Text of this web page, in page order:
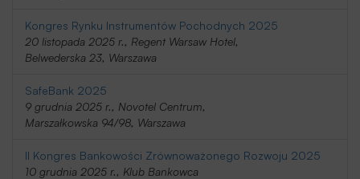
Kongres Rynku Instrumentów Pochodnych 2025
20 listopada 2025 r., Regent Warsaw Hotel,
Belwederska 23, Warszawa
SafeBank 2025
9 grudnia 2025 r., Novotel Centrum,
Marszałkowska 94/98, Warszawa
II Kongres Bankowości Zrównoważonego Rozwoju 2025
10 grudnia 2025 r., Klub Bankowca